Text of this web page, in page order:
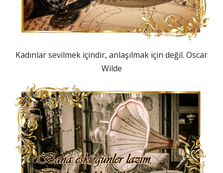
Kadınlar sevilmek içindir, anlaşılmak için değil. Oscar
Wilde